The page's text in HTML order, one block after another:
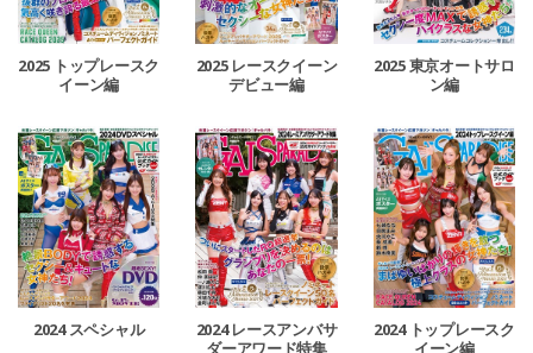
2025 トップレースク
イーン編
2025 レースクイーン
デビュー編
2025 東京オートサロ
ン編
2024 スペシャル
2024 レースアンバサ
ダーアワード特集
2024 トップレースク
イーン編